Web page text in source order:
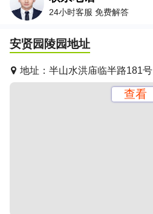
24小时客服 免费解答
安贤园陵园地址
地址： 半山水洪庙临半路181号
查看